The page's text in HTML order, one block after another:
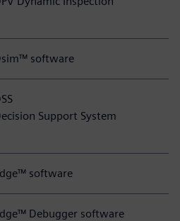
software
Support System
software
Debugger software